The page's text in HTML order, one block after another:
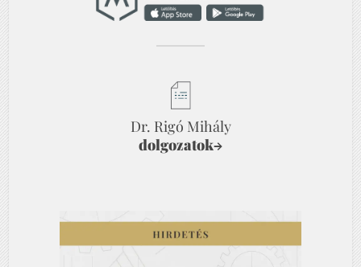
Dr. Rigó Mihály
dolgozatok→